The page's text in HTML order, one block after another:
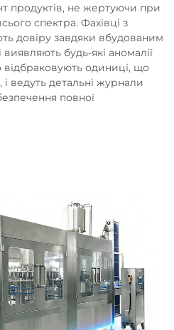
продуктів, не жертуючи при
спектра. Фахівці з
довіру завдяки вбудованим
будь-які аномалії
одиниці, що
ведуть детальні журнали
повної